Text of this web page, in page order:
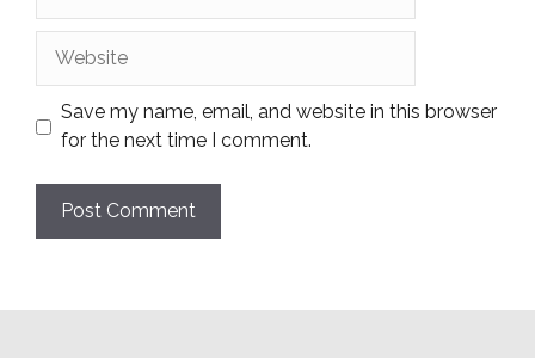
Save my name, email, and website in this browser
for the next time I comment.